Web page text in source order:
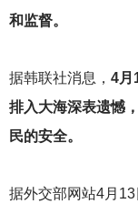
和监督。
据韩联社消息， 4月
排入大海深表遗憾
民的安全。
据外交部网站4月